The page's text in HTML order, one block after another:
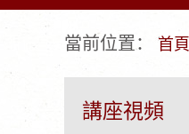
當前位置： 首頁
講座視頻